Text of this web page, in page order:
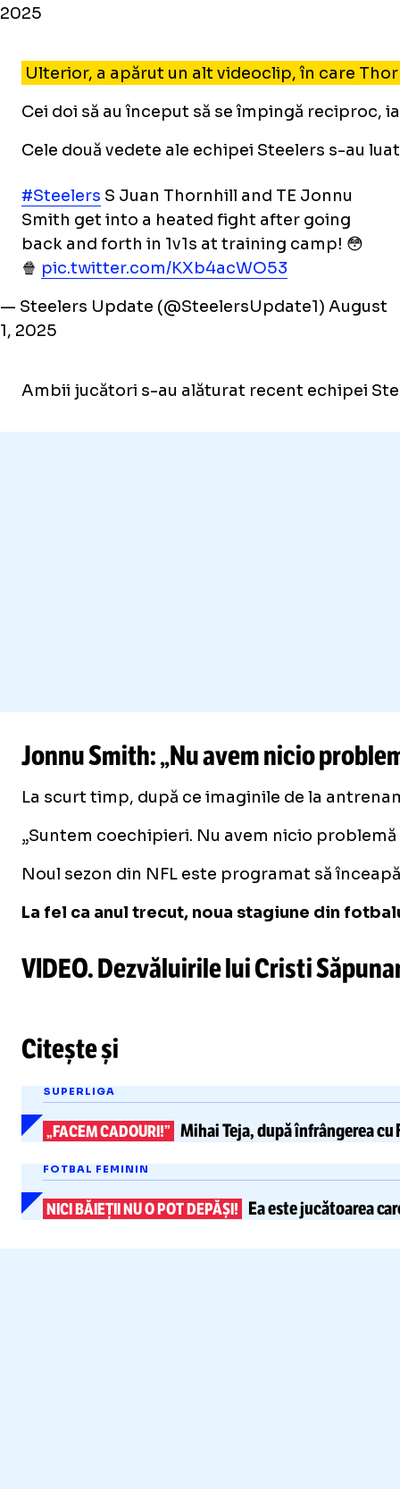
2025
Ulterior, a apărut un alt videoclip, în care
Cei doi să au început să se împingă reciproc,
Cele două vedete ale echipei Steelers s-au
#Steelers S Juan Thornhill and TE Jonnu
Smith get into a heated fight after going
back and forth in 1v1s at training camp! 😳
🍿 pic.twitter.com/KXb4acWO53
— Steelers Update (@SteelersUpdate1) August
1, 2025
Ambii jucători s-au alăturat recent echipei
Jonnu Smith: „Nu avem nicio
La scurt timp, după ce imaginile de la
„Suntem coechipieri. Nu avem nicio
Noul sezon din NFL este programat să
La fel ca anul trecut, noua stagiune din
VIDEO. Dezvăluirile lui Cristi
Citește și
SUPERLIGA
„FACEM CADOURI!” Mihai Teja, după înfrângerea cu
FOTBAL FEMININ
NICI BĂIEȚII NU O POT DEPĂȘI! Ea este jucătoarea